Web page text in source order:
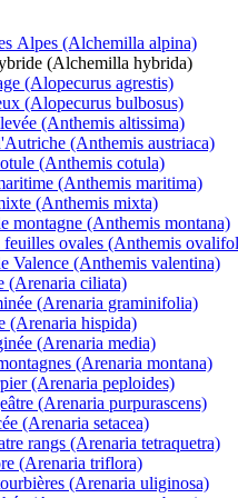
Alpes (Alchemilla alpina)
(Alchemilla hybrida)
(Alopecurus agrestis)
(Alopecurus bulbosus)
(Anthemis altissima)
(Anthemis austriaca)
(Anthemis cotula)
(Anthemis maritima)
(Anthemis mixta)
montagne (Anthemis montana)
ovales (Anthemis
Valence (Anthemis valentina)
(Arenaria ciliata)
(Arenaria graminifolia)
(Arenaria hispida)
(Arenaria media)
(Arenaria montana)
(Arenaria peploides)
(Arenaria purpurascens)
(Arenaria setacea)
rangs (Arenaria tetraquetra)
(Arenaria triflora)
(Arenaria uliginosa)